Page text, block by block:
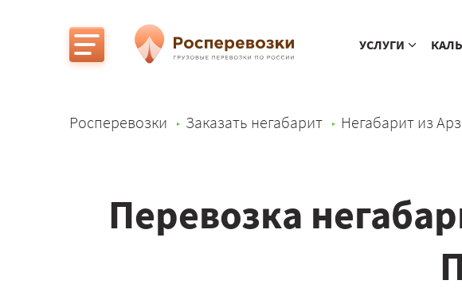
УСЛУГИ
Росперевозки Заказать негабарит Негабарит из
Перевозка